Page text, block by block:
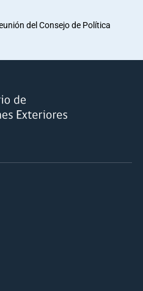
del Consejo de Política